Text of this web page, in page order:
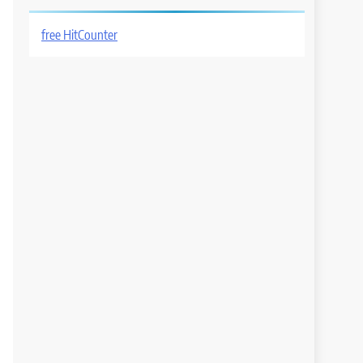
free HitCounter